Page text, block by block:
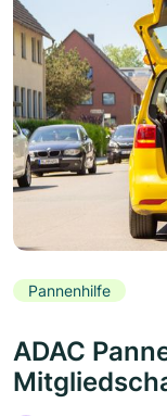
Pannenhilfe
ADAC